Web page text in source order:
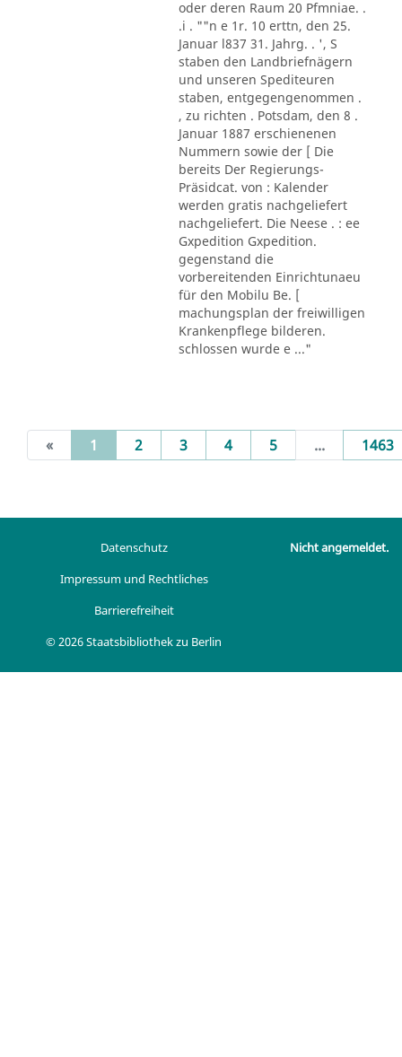
oder deren Raum 20 Pfmniae. .
.i . ""n e 1r. 10 erttn, den 25.
Januar l837 31. Jahrg. . ', S
staben den Landbriefnägern
und unseren Spediteuren
staben, entgegengenommen .
, zu richten . Potsdam, den 8 .
Januar 1887 erschienenen
Nummern sowie der [ Die
bereits Der Regierungs-
Präsidcat. von : Kalender
werden gratis nachgeliefert
nachgeliefert. Die Neese . : ee
Gxpedition Gxpedition.
gegenstand die
vorbereitenden Einrichtunaeu
für den Mobilu Be. [
machungsplan der freiwilligen
Krankenpflege bilderen.
schlossen wurde e ..."
« 1 (current)
2 3 4 5 ... 1463
Datenschutz
Impressum und Rechtliches
Barrierefreiheit
© 2026 Staatsbibliothek zu Berlin
Nicht angemeldet.